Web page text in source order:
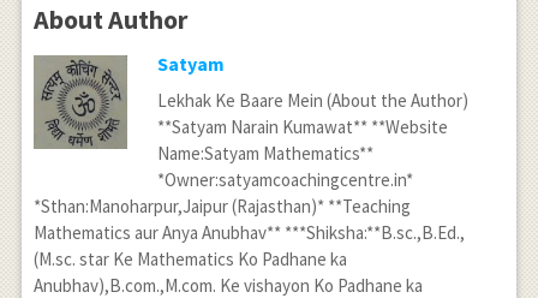
About Author
Satyam
Lekhak Ke Baare Mein (About the Author)
**Satyam Narain Kumawat** **Website
Name:Satyam Mathematics**
*Owner:satyamcoachingcentre.in*
*Sthan:Manoharpur,Jaipur (Rajasthan)* **Teaching
Mathematics aur Anya Anubhav** ***Shiksha:**B.sc.,B.Ed.,
(M.sc. star Ke Mathematics Ko Padhane ka
Anubhav),B.com.,M.com. Ke vishayon Ko Padhane ka